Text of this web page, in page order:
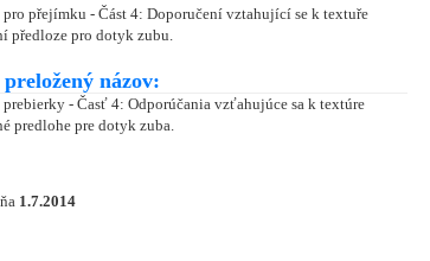
přejímku - Část 4: Doporučení vztahující se k textuře
předloze pro dotyk zubu.
názov:
- Časť 4: Odporúčania vzťahujúce sa k textúre
predlohe pre dotyk zuba.
1.7.2014